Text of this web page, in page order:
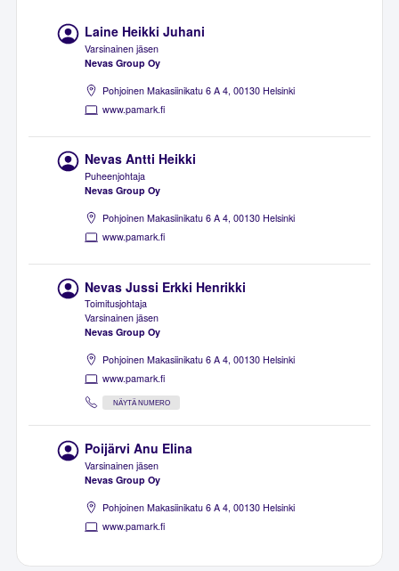
Laine Heikki Juhani
Varsinainen jäsen
Nevas Group Oy
Pohjoinen Makasiinikatu 6 A 4, 00130 Helsinki
www.pamark.fi
Nevas Antti Heikki
Puheenjohtaja
Nevas Group Oy
Pohjoinen Makasiinikatu 6 A 4, 00130 Helsinki
www.pamark.fi
Nevas Jussi Erkki Henrikki
Toimitusjohtaja
Varsinainen jäsen
Nevas Group Oy
Pohjoinen Makasiinikatu 6 A 4, 00130 Helsinki
www.pamark.fi
NÄYTÄ NUMERO
Poijärvi Anu Elina
Varsinainen jäsen
Nevas Group Oy
Pohjoinen Makasiinikatu 6 A 4, 00130 Helsinki
www.pamark.fi